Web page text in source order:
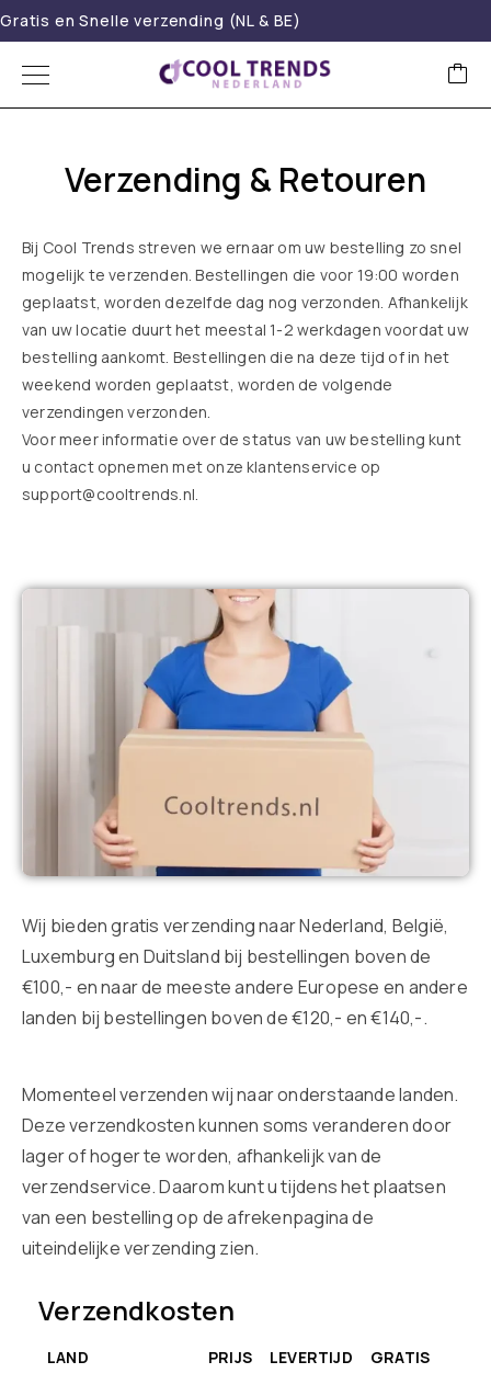
Gratis en Snelle verzending (NL & BE)
Verzending & Retouren
Bij Cool Trends streven we ernaar om uw bestelling zo snel
mogelijk te verzenden. Bestellingen die voor 19:00 worden
geplaatst, worden dezelfde dag nog verzonden. Afhankelijk
van uw locatie duurt het meestal 1-2 werkdagen voordat uw
bestelling aankomt. Bestellingen die na deze tijd of in het
weekend worden geplaatst, worden de volgende
verzendingen verzonden.
Voor meer informatie over de status van uw bestelling kunt
u contact opnemen met onze klantenservice op
support@cooltrends.nl.
Wij bieden gratis verzending naar Nederland, België,
Luxemburg en Duitsland bij bestellingen boven de
€100,- en naar de meeste andere Europese en andere
landen bij bestellingen boven de €120,- en €140,-.
Momenteel verzenden wij naar onderstaande landen.
Deze verzendkosten kunnen soms veranderen door
lager of hoger te worden, afhankelijk van de
verzendservice. Daarom kunt u tijdens het plaatsen
van een bestelling op de afrekenpagina de
uiteindelijke verzending zien.
Verzendkosten
LAND PRIJS LEVERTIJD
GRATIS